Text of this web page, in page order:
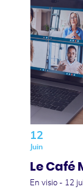
12
Juin
Le Café
En visio - 12